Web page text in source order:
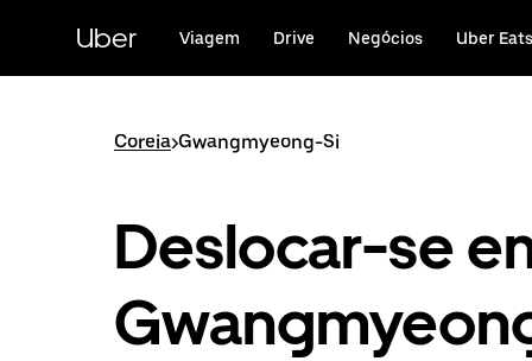
conteúdo
Uber Viagem Drive Negócios Uber Eats
Coreia>Gwangmyeong-Si
Deslocar-se